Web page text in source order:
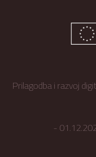
Prilagodba i razvoj
-